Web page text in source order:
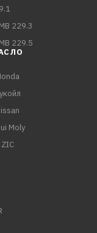
229.3
229.5
Moly